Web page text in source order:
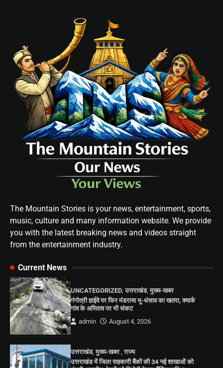
The Mountain Stories is your news, entertainment, sports,
music, culture and many information website. We provide
you with the latest breaking news and videos straight
from the entertainment industry.
Current News
UNCATEGORIZED ,उत्तराखंड,मुख्य-खबर
गंगोत्री हाईवे पर फिर मंडराया भू-धंसाव का खतरा, क्यार्क
गांव के अस्तित्व पर भी संकट
admin
August 4, 2026
उत्तराखंड,मुख्य-खबर,राज्य
उत्तराखंड में जिला सहकारी बैंकों की 34 नई शाखाओं को